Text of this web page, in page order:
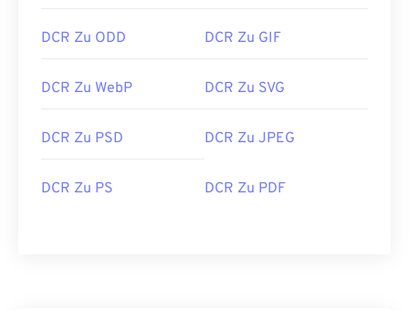
beachten, dass Kodak dieses Softwareprogramm
DCR sindAdobe Photoshop Lightroom
Eine kostenlose Alternative zum Öffnen von DCR
funktioniert. Da DCR eine reine Bitmap-Datei ist,
DCR Zu ODD DCR Zu GIF
DCR Zu WebP DCR Zu SVG
DCR Zu PSD DCR Zu JPEG
DCR Zu PS DCR Zu PDF